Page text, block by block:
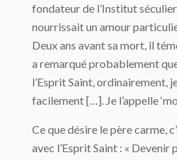
fondateur de l’Institut
nourrissait un amour
Deux ans avant sa mort, il
a remarqué probablement
l’Esprit Saint, ordinairement,
facilement […]. Je l’appelle
Ce que désire le père carme,
avec l’Esprit Saint : « Devenir